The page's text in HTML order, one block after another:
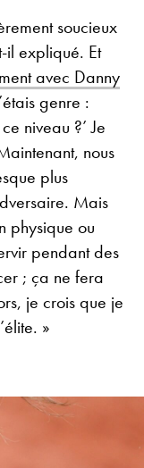
soucieux
il expliqué. Et
avec Danny
genre :
niveau ?’ Je
nous
plus
Mais
physique ou
pendant des
; ça ne fera
je crois que je
»